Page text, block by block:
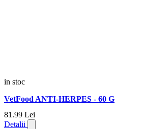
in stoc
VetFood ANTI-HERPES - 60 G
81.99 Lei
Detalii